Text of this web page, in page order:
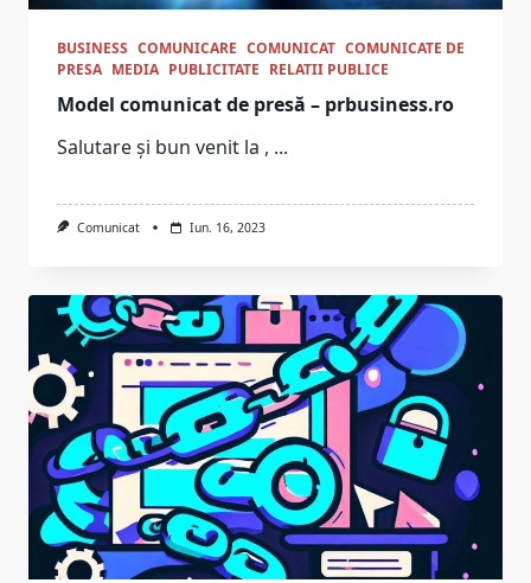
BUSINESS COMUNICARE COMUNICAT COMUNICATE DE
PRESA MEDIA PUBLICITATE RELATII PUBLICE
Model comunicat de presă – prbusiness.ro
Salutare și bun venit la , ...
Comunicat Iun. 16, 2023